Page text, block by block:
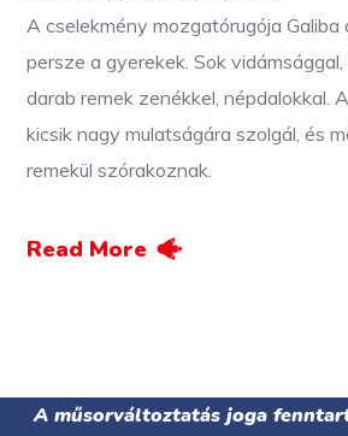
A cselekmény mozgatórugója Galiba
persze a gyerekek. Sok
darab remek zenékkel, népdalokkal.
kicsik nagy mulatságára szolgál, és
remekül szórakoznak.
Read More
A műsorváltoztatás joga